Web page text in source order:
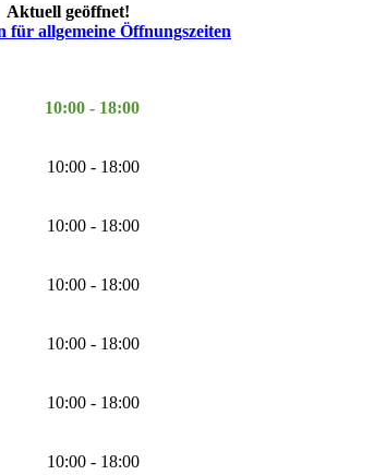
Aktuell geöffnet!
für allgemeine Öffnungszeiten
10:00 - 18:00
10:00 - 18:00
10:00 - 18:00
10:00 - 18:00
10:00 - 18:00
10:00 - 18:00
10:00 - 18:00